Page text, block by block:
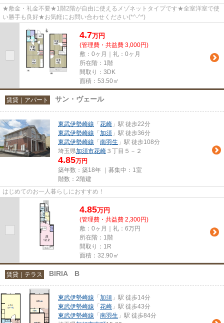
★敷金・礼金不要★1階2階が自由に使えるメゾネットタイプです★全室洋室で使
い勝手も良好★お気軽にお問い合わせください(*^-^*)
4.7万円
(管理費・共益費 3,000円)
敷：0ヶ月｜礼：0ヶ月
所在階：1階
間取り：3DK
面積：53.50㎡
賃貸｜アパート サン・ヴェール
東武伊勢崎線 「 花崎 」駅 徒歩22分
東武伊勢崎線 「 加須 」駅 徒歩36分
東武伊勢崎線 「 南羽生 」駅 徒歩108分
埼玉県加須市花崎 ３丁目５－２
4.85万円
築年数：築18年 ｜募集中： 1室
階数：2階建
はじめてのお一人暮らしにおすすめ！
4.85万円
(管理費・共益費 2,300円)
敷：0ヶ月｜礼：6万円
所在階：1階
間取り：1R
面積：32.90㎡
賃貸｜テラス BIRIA B
東武伊勢崎線 「 加須 」駅 徒歩14分
東武伊勢崎線 「 花崎 」駅 徒歩43分
東武伊勢崎線 「 南羽生 」駅 徒歩84分